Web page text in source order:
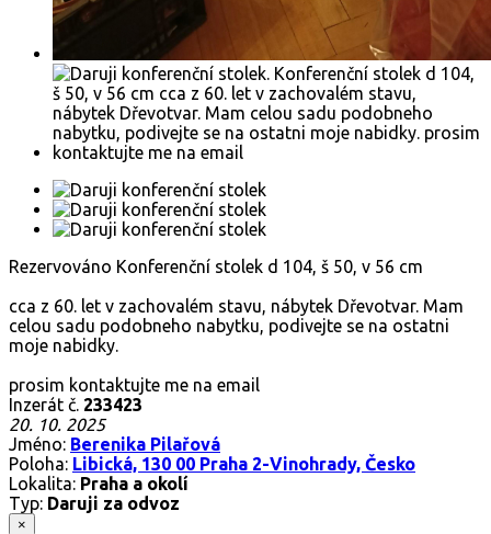
Rezervováno Konferenční stolek d 104, š 50, v 56 cm
cca z 60. let v zachovalém stavu, nábytek Dřevotvar. Mam
celou sadu podobneho nabytku, podivejte se na ostatni
moje nabidky.
prosim kontaktujte me na email
Inzerát č. 233423
20. 10. 2025
Jméno: Berenika Pilařová
Poloha: Libická, 130 00 Praha 2-Vinohrady, Česko
Lokalita: Praha a okolí
Typ: Daruji za odvoz
×